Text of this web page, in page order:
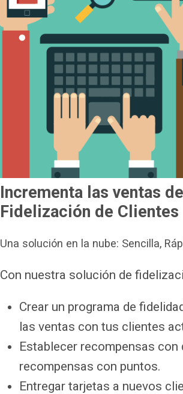
Incrementa las ventas
Fidelización de Clientes
Una solución en la nube: Sencilla,
Con nuestra solución de
Crear un programa de
las ventas con tus clientes
Establecer recompensas
recompensas con puntos.
Entregar tarjetas a nuevos